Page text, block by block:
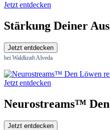
Jetzt entdecken
Stärkung Deiner
Jetzt entdecken
bei Waldkraft Alveda
Jetzt entdecken
Neurostreams™
Jetzt entdecken